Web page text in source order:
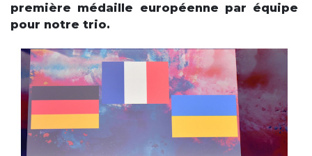
première médaille européenne par équipe
pour notre trio.